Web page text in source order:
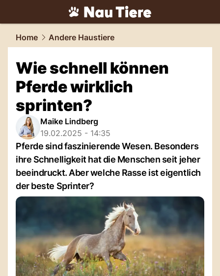
tiere.NAU.ch
Home Andere Haustiere
Wie schnell können
Pferde wirklich
sprinten?
Maike Lindberg
19.02.2025 - 14:35
Pferde sind faszinierende Wesen. Besonders
ihre Schnelligkeit hat die Menschen seit jeher
beeindruckt. Aber welche Rasse ist eigentlich
der beste Sprinter?